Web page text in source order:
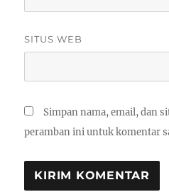
SITUS WEB
Simpan nama, email, dan
peramban ini untuk komentar